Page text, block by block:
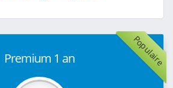
Populaire
Premium 1 an